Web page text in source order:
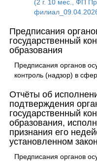
(2 г. 10 мес., ФП
Предписания
государственный
образования
Предписания органов
контроль (надзор) в
Отчёты об
подтверждения
государственный
образования,
признания его
установленном
Предписания органов